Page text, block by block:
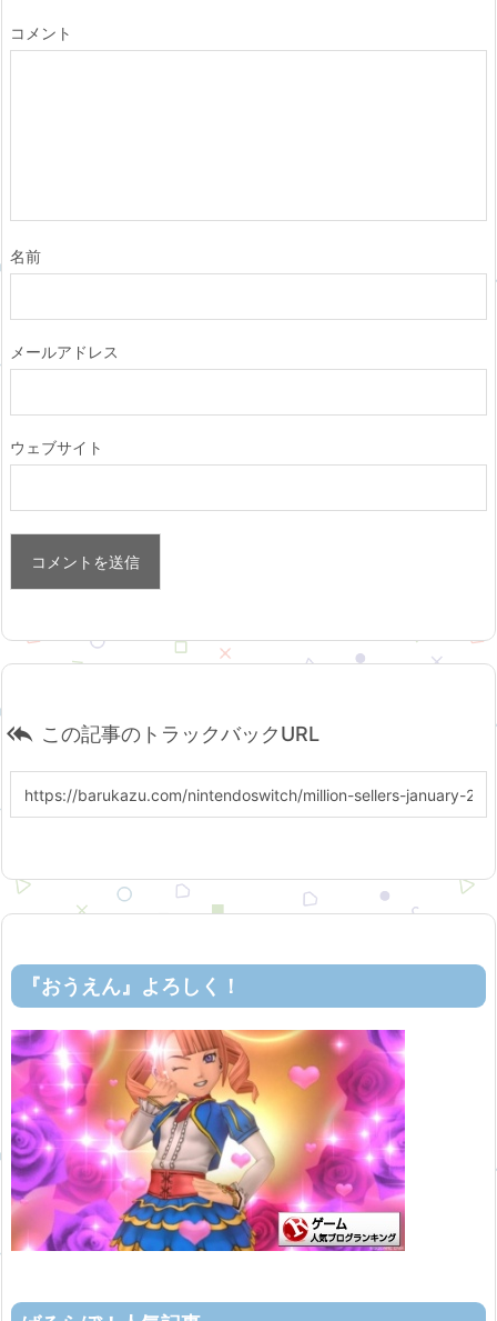
コメント
名前
メールアドレス
ウェブサイト
 この記事のトラックバックURL
『おうえん』よろしく！